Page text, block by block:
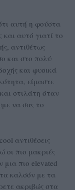
αυτή η φούστα
και αυτό γιατί το
αντιθέτως
και στο πολύ
και φυσικά
είμαστε
στιλάτη όταν
να σας το
αντιθέσεις
οι πιο μακριές
μια πιο elevated
καλσόν με τα
ακριβώς στα